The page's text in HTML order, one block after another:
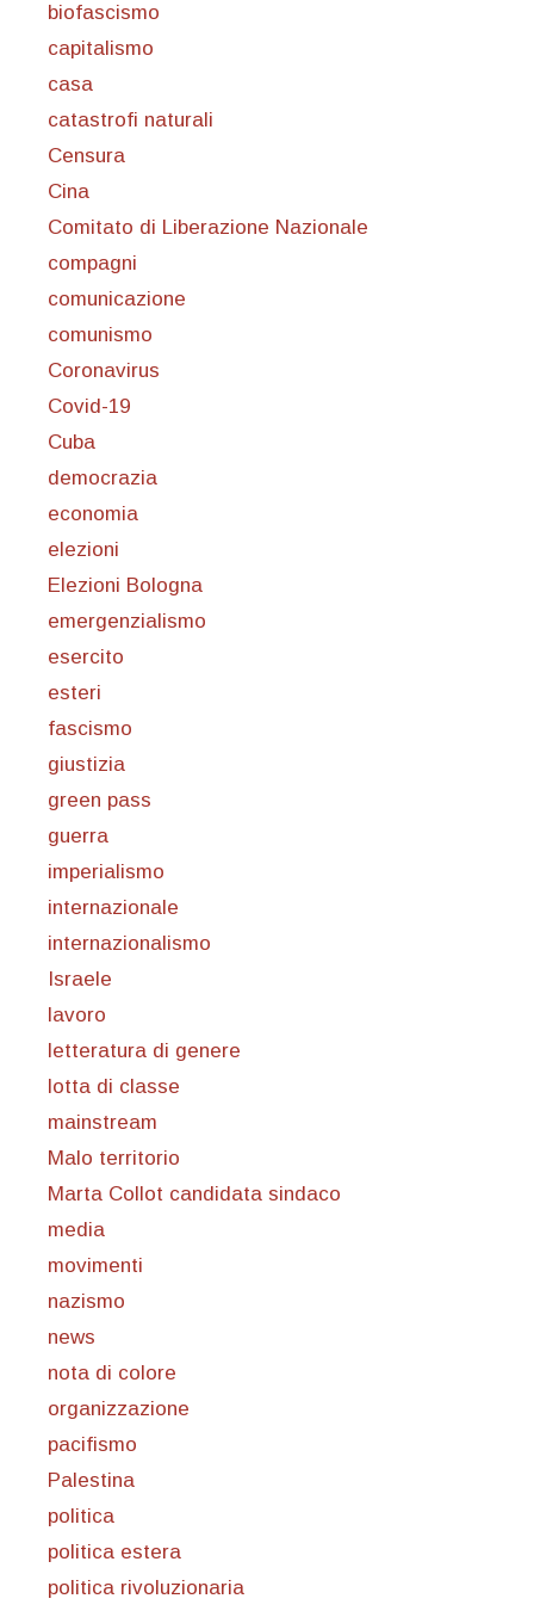
biofascismo
capitalismo
casa
catastrofi naturali
Censura
Cina
Comitato di Liberazione Nazionale
compagni
comunicazione
comunismo
Coronavirus
Covid-19
Cuba
democrazia
economia
elezioni
Elezioni Bologna
emergenzialismo
esercito
esteri
fascismo
giustizia
green pass
guerra
imperialismo
internazionale
internazionalismo
Israele
lavoro
letteratura di genere
lotta di classe
mainstream
Malo territorio
Marta Collot candidata sindaco
media
movimenti
nazismo
news
nota di colore
organizzazione
pacifismo
Palestina
politica
politica estera
politica rivoluzionaria